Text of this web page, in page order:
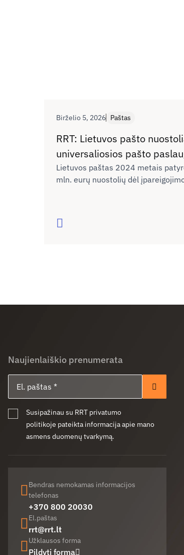
Birželio 5, 2026 Paštas
RRT: Lietuvos pašto
universaliosios pašto
teikimo – beveik 3,5 mln.
Lietuvos paštas 2024 metais
mln. eurų nuostolių dėl
kompensavimo priims Susisiekimo
Skaityti
Naujienlaiškio prenumerata
Susipažinau su RRT privatumo
politikoje pateikta informacija apie mano
asmens duomenų tvarkymą.
Bendras nemokamas informacijos
telefonas
+370 800 20030
El.paštas
rrt@rrt.lt
Užklausos forma
Pildyti formą